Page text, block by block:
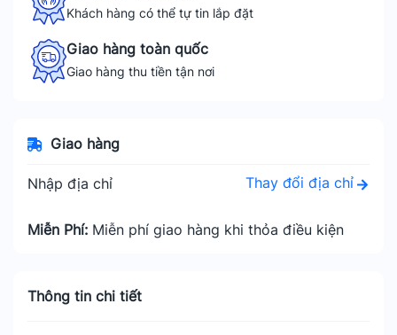
Khách hàng có thể tự tin lắp đặt
Giao hàng toàn quốc
Giao hàng thu tiền tận nơi
Giao hàng
Nhập địa chỉ Thay đổi địa chỉ
Miễn Phí: Miễn phí giao hàng khi thỏa điều kiện
Thông tin chi tiết